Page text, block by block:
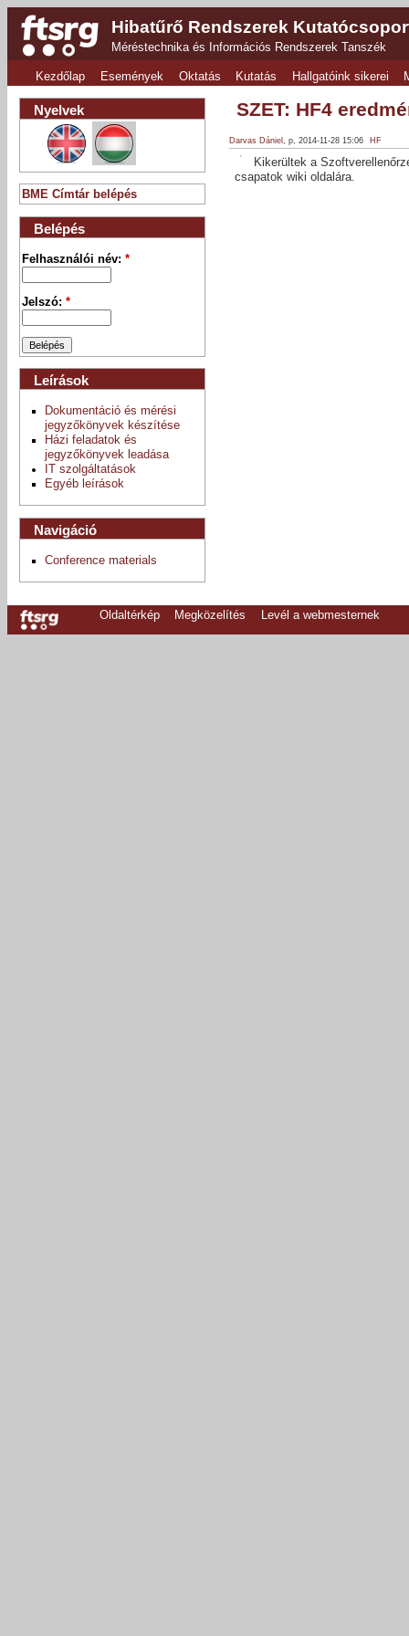
Hibatűrő Rendszerek
Méréstechnika és Információs Rendszerek Tanszék
Kezdőlap Események Oktatás Kutatás Hallgatóink sikerei
SZET: HF4
Darvas Dániel , p, 2014-11-28 15:06 HF
Kikerültek a
csapatok wiki oldalára.
Nyelvek
BME Címtár belépés
Belépés
Felhasználói név:*
Jelszó:*
Leírások
Dokumentáció és mérési
jegyzőkönyvek készítése
Házi feladatok és
jegyzőkönyvek leadása
IT szolgáltatások
Egyéb leírások
Navigáció
Conference materials
Oldaltérkép Megközelítés Levél a webmesternek